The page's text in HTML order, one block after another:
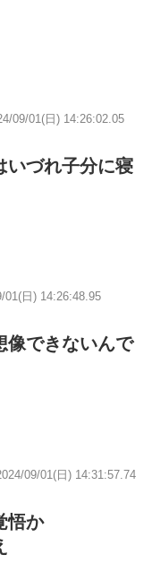
09/01(日) 14:26:02.05
いづれ子分に寝
01(日) 14:26:48.95
像できないんで
09/01(日) 14:31:57.74
悟か